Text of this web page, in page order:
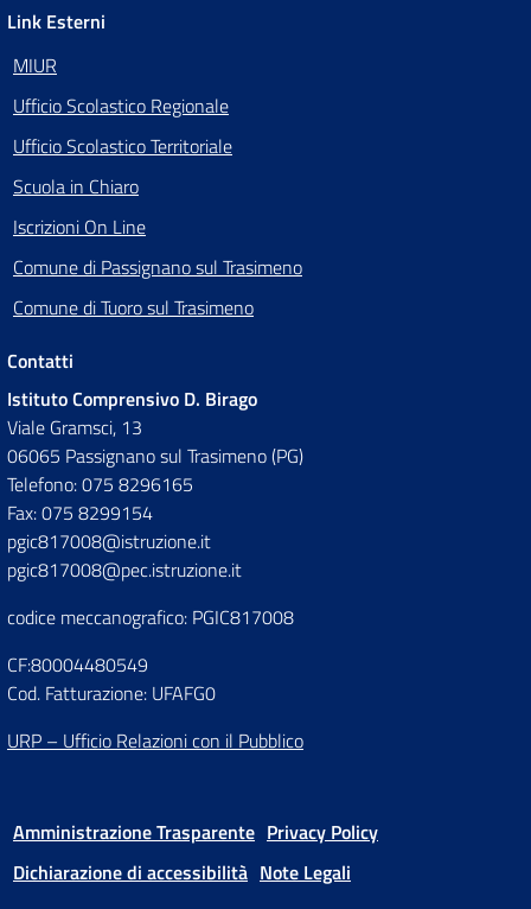
Link Esterni
MIUR
Ufficio Scolastico Regionale
Ufficio Scolastico Territoriale
Scuola in Chiaro
Iscrizioni On Line
Comune di Passignano sul Trasimeno
Comune di Tuoro sul Trasimeno
Contatti
Istituto Comprensivo D. Birago
Viale Gramsci, 13
06065 Passignano sul Trasimeno (PG)
Telefono: 075 8296165
Fax: 075 8299154
pgic817008@istruzione.it
pgic817008@pec.istruzione.it
codice meccanografico: PGIC817008
CF:80004480549
Cod. Fatturazione: UFAFG0
URP – Ufficio Relazioni con il Pubblico
Amministrazione Trasparente Privacy Policy
Dichiarazione di accessibilità Note Legali